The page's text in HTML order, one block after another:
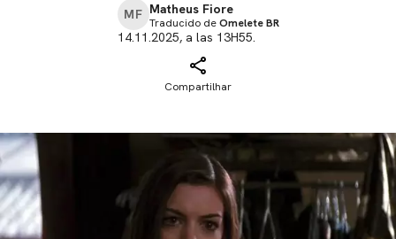
MF Matheus Fiore
Traducido deOmelete BR
14.11.2025, a las 13H55.
Compartilhar